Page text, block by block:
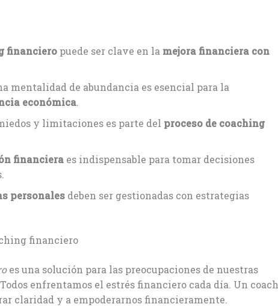
financiero puede ser clave en la mejora financiera con
mentalidad de abundancia es esencial para la
económica.
y limitaciones es parte del proceso de coaching
financiera es indispensable para tomar decisiones
personales deben ser gestionadas con estrategias
financiero
es una solución para las preocupaciones de nuestras
enfrentamos el estrés financiero cada día. Un coach
claridad y a empoderarnos financieramente.